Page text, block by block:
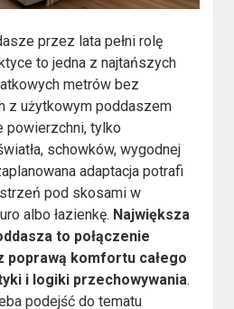
przez lata pełni rolę
to jedna z najtańszych
metrów bez
z użytkowym poddaszem
powierzchni, tylko
schowków, wygodnej
adaptacja potrafi
pod skosami w
albo łazienkę. Największa
to połączenie
poprawą komfortu całego
i logiki przechowywania.
podejść do tematu